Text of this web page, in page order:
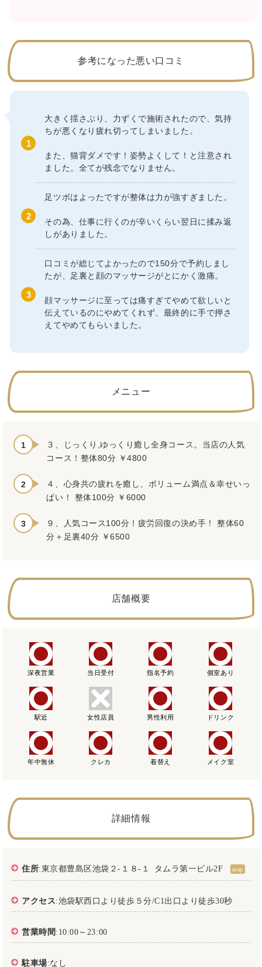
参考になった悪い口コミ
大きく揺さぶり、力ずくで施術されたので、気持
ちが悪くなり疲れ切ってしまいました。
また、猫背ダメです！姿勢よくして！と注意され
ました。全てが残念でなりません。
足ツボはよったですが整体は力が強すぎました。
その為、仕事に行くのが辛いくらい翌日に揉み返
しがありました。
口コミが総じてよかったので150分で予約しまし
たが、足裏と顔のマッサージがとにかく激痛。
顔マッサージに至っては痛すぎてやめて欲しいと
伝えているのにやめてくれず、最終的に手で押さ
えてやめてもらいました。
メニュー
３、じっくり,ゆっくり癒し全身コース。当店の人気
コース！整体80分 ￥4800
４、心身共の疲れを癒し、ボリューム満点＆幸せいっ
ぱい！ 整体100分 ￥6000
９、人気コース100分！疲労回復の決め手！ 整体60
分＋足裏40分 ￥6500
店舗概要
深夜営業 当日受付 指名予約 個室あり
駅近 女性店員 男性利用 ドリンク
年中無休 クレカ 着替え メイク室
詳細情報
住所:東京都豊島区池袋２-１８‐１ タムラ第一ビル2F map
アクセス :池袋駅西口より徒歩５分/C1出口より徒歩30秒
営業時間 :10:00～23:00
駐車場:なし